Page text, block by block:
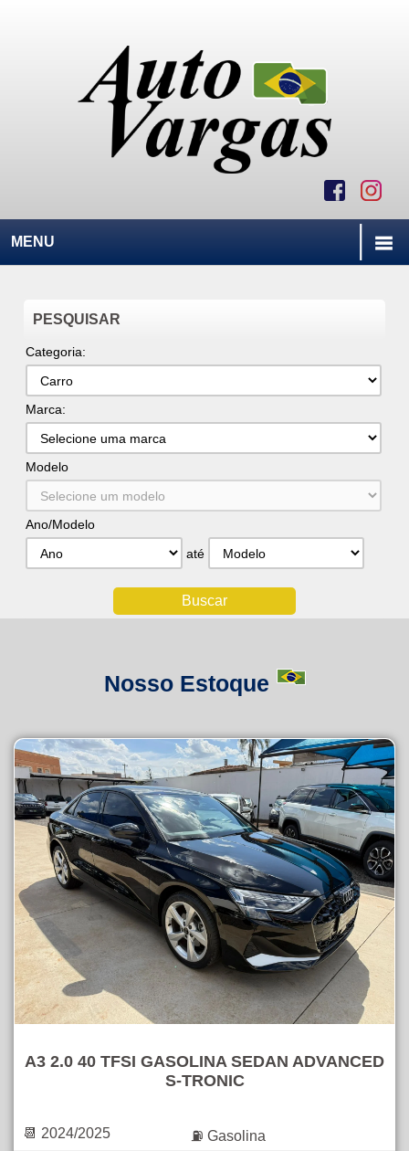
MENU
PESQUISAR
Categoria:
Marca:
Modelo
Ano/Modelo
até
Nosso Estoque
A3 2.0 40 TFSI GASOLINA SEDAN ADVANCED
S-TRONIC
📆 2024/2025
⛽ Gasolina